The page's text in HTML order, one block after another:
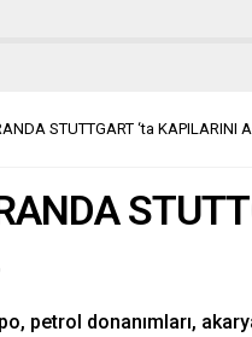
STUTTGART ‘ta KAPILARINI
petrol donanımları,